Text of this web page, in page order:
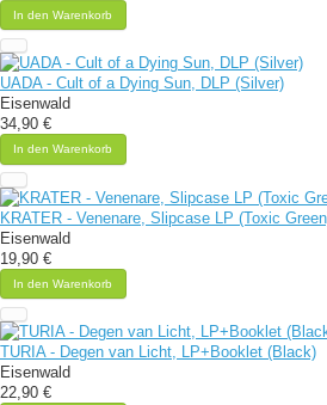
In den Warenkorb
UADA - Cult of a Dying Sun, DLP (Silver)
Eisenwald
34,90 €
In den Warenkorb
KRATER - Venenare, Slipcase LP (Toxic
Eisenwald
19,90 €
In den Warenkorb
TURIA - Degen van Licht, LP+Booklet (Black)
Eisenwald
22,90 €